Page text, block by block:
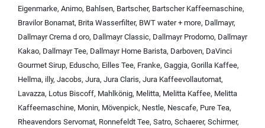
Eigenmarke, Animo, Bahlsen, Bartscher, Bartscher Kaffeemaschine,
Bravilor Bonamat, Brita Wasserfilter, BWT water + more, Dallmayr,
Dallmayr Crema d oro, Dallmayr Classic, Dallmayr Prodomo, Dallmayr
Kakao, Dallmayr Tee, Dallmayr Home Barista, Darboven, DaVinci
Gourmet Sirup, Eduscho, Eilles Tee, Franke, Gaggia, Gorilla Kaffee,
Hellma, illy, Jacobs, Jura, Jura Claris, Jura Kaffeevollautomat,
Lavazza, Lotus Biscoff, Mahlkönig, Melitta, Melitta Kaffee, Melitta
Kaffeemaschine, Monin, Mövenpick, Nestle, Nescafe, Pure Tea,
Rheavendors Servomat, Ronnefeldt Tee, Satro, Schaerer, Schirmer,